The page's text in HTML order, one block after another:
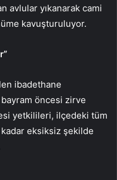
avlular yıkanarak cami
kavuşturuluyor.
ibadethane
öncesi zirve
yetkilileri, ilçedeki tüm
eksiksiz şekilde